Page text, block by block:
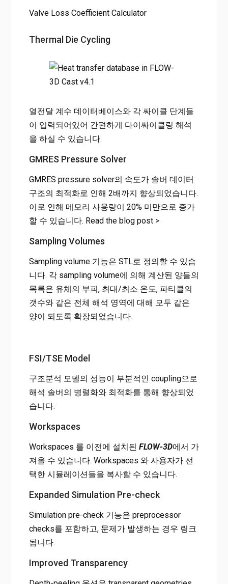
Valve Loss Coefficient Calculator
Thermal Die Cycling
열전달 계수 데이터베이스와 각 싸이클 단계들
이 입력되어있어 간편하게 다이싸이클링 해석
을 하실 수 있습니다.
GMRES Pressure Solver
GMRES pressure solver의 속도가 솔버 데이터
구조의 최적화로 인해 2배까지 향상되었습니다.
이로 인해 메모리 사용량이 20% 미만으로 증가
할 수 있습니다. Read the blog post >
Sampling Volumes
Sampling volume 기능은 STL로 정의할 수 있습
니다. 각 sampling volume에 의해 계산된 양들의
목록은 유체의 부피, 최대/최소 온도, 파티클의
갯수와 같은 전체 해석 영역에 대해 모두 같은
양이 되도록 확장되었습니다.
FSI/TSE Model
구조분석 모델의 성능이 부분적인 coupling으로
해석 솔버의 병렬화와 최적화를 통해 향상되었
습니다.
Workspaces
Workspaces 를 이전에 설치된 FLOW-3D에서 가
져올 수 있습니다. Workspaces 와 사용자가 선
택한 시뮬레이션들을 복사할 수 있습니다.
Expanded Simulation Pre-check
Simulation pre-check 기능은 preprocessor
checks를 포함하고, 문제가 발생하는 경우 링크
됩니다.
Improved Transparency